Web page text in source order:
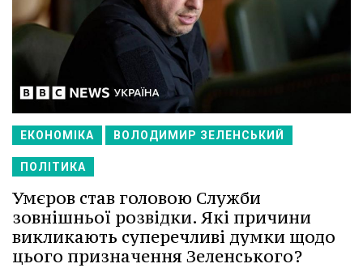
ЕКОНОМІКА ВОЛОДИМИР ЗЕЛЕНСЬКИЙ
ПОЛІТИКА
Умєров став головою Служби
зовнішньої розвідки. Які причини
викликають суперечливі думки щодо
цього призначення Зеленського?